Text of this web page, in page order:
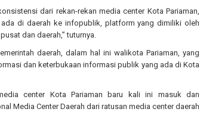
dari rekan-rekan media center Kota Pariaman,
di daerah ke infopublik, platform yang dimiliki oleh
dan daerah,” tuturnya.
daerah, dalam hal ini walikota Pariaman, yang
dan keterbukaan informasi publik yang ada di Kota
center Kota Pariaman baru kali ini masuk dan
Media Center Daerah dari ratusan media center daerah